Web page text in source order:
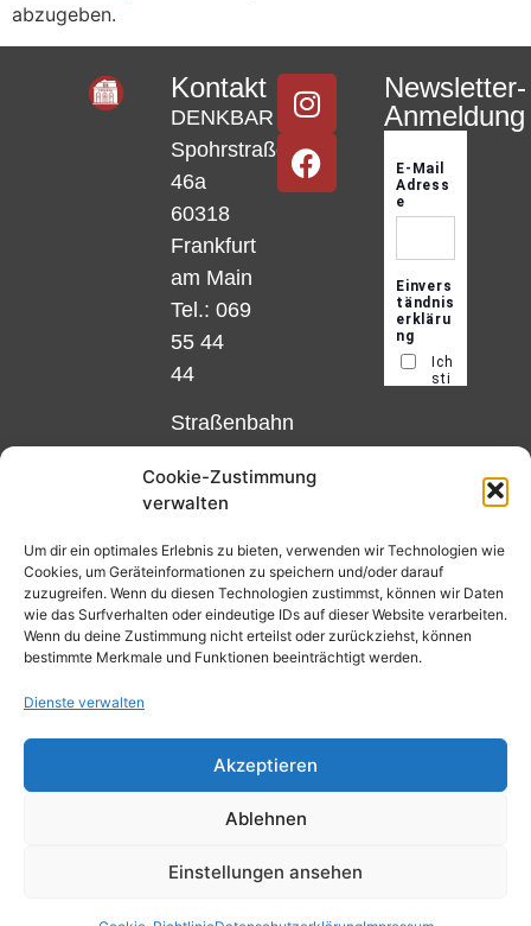
Cookie-Zustimmung
verwalten
Um dir ein optimales Erlebnis zu bieten, verwenden wir Technologien wie
Cookies, um Geräteinformationen zu speichern und/oder darauf
zuzugreifen. Wenn du diesen Technologien zustimmst, können wir Daten
wie das Surfverhalten oder eindeutige IDs auf dieser Website verarbeiten.
Wenn du deine Zustimmung nicht erteilst oder zurückziehst, können
bestimmte Merkmale und Funktionen beeinträchtigt werden.
Dienste verwalten
Akzeptieren
Ablehnen
Einstellungen ansehen
abzugeben.
Kontakt
DENKBAR
Spohrstraße
46a
60318
Frankfurt
am Main
Tel.: 069
55 44
44
Straßenbahn
und 12,
Matthias-
Beltz-
Platz
oder
Haltestelle
Nibelungenplatz/FH
Newsletter-
Anmeldung
Datenschutzerklärung